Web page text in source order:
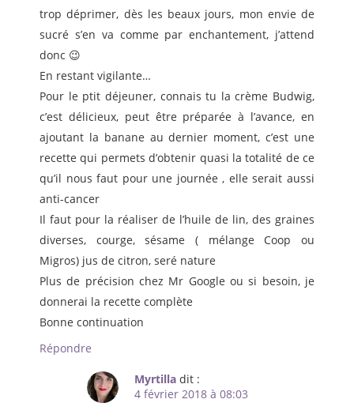
trop déprimer, dès les beaux jours, mon envie de
sucré s’en va comme par enchantement, j’attend
donc 😉
En restant vigilante…
Pour le ptit déjeuner, connais tu la crème Budwig,
c’est délicieux, peut être préparée à l’avance, en
ajoutant la banane au dernier moment, c’est une
recette qui permets d’obtenir quasi la totalité de ce
qu’il nous faut pour une journée , elle serait aussi
anti-cancer
Il faut pour la réaliser de l’huile de lin, des graines
diverses, courge, sésame ( mélange Coop ou
Migros) jus de citron, seré nature
Plus de précision chez Mr Google ou si besoin, je
donnerai la recette complète
Bonne continuation
Répondre
Myrtilla dit :
4 février 2018 à 08:03